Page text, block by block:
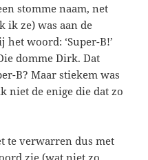
stomme naam, net
ik ze) was aan de
woord: ‘Super-B!’
domme Dirk. Dat
B? Maar stiekem was
niet de enige die dat zo
te verwarren dus met